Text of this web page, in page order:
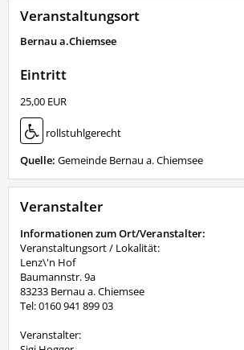
Veranstaltungsort
Bernau a.Chiemsee
Eintritt
25,00 EUR
rollstuhlgerecht
Quelle: Gemeinde Bernau a. Chiemsee
Veranstalter
Informationen zum Ort/Veranstalter:
Veranstaltungsort / Lokalität:
Lenz\'n Hof
Baumannstr. 9a
83233 Bernau a. Chiemsee
Tel: 0160 941 899 03
Veranstalter: